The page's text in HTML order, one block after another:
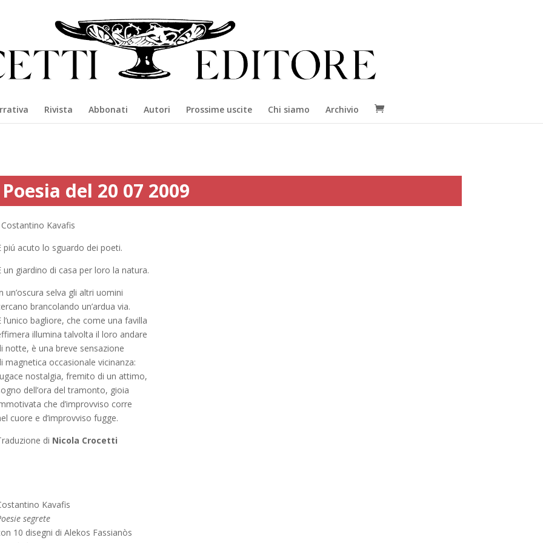
Rivista Abbonati Autori Prossime uscite Chi siamo Archivio
Poesia del 20 07 2009
Costantino Kavafis
piú acuto lo sguardo dei poeti.
un giardino di casa per loro la natura.
un’oscura selva gli altri uomini
brancolando un’ardua via.
l’unico bagliore, che come una favilla
illumina talvolta il loro andare
notte, è una breve sensazione
magnetica occasionale vicinanza:
nostalgia, fremito di un attimo,
dell’ora del tramonto, gioia
che d’improvviso corre
cuore e d’improvviso fugge.
di Nicola Crocetti
Kavafis
segrete
10 disegni di Alekos Fassianòs